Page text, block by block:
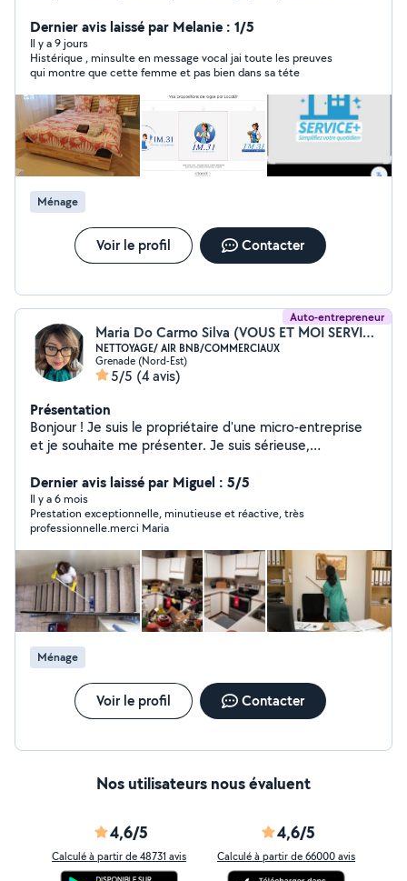
bureaux aussi les residences est local Menage dans les
location arbnib Je fait aussi de la coulture Nettoyage
voiture interieur comme exterieur lavage est espirateur
etc Je accept les paiement cesu Aux directement avec
ma societait Reduction de credit dimpots 50% Libre de
suite avec beaucoup de experience situee a grissolles
Dernier avis laissé par Melanie : 1/5
Il y a 9 jours
Histérique , minsulte en message vocal jai toute les preuves
qui montre que cette femme et pas bien dans sa téte
Ménage
Voir le profil Contacter
Auto-entrepreneur
Maria Do Carmo Silva (VOUS ET MOI SERVICES DE NETTOYAGE)
NETTOYAGE/ AIR BNB/COMMERCIAUX
Grenade (Nord-Est)
5/5 (4 avis)
Présentation
Bonjour ! Je suis le propriétaire d'une micro-entreprise
et je souhaite me présenter. Je suis sérieuse,
nettoyage d'immeubles et de AirBNB. Je dispose de
mon propre matériel et accessoire de nettoyage,
notamment des aspirateurs semi-industriels, des
autolaveuses et un nettoyeur haute pression. J'utilise
des produits spécifiques pour ne pas abîmer les
meubles et les sols. Je peux me déplacer sans
problème ; je possède véhicules, la distance n'est donc
pas un obstacle. Le tarif est négociable en fonction de
la distance. Cordialement Vous et Moi Services de
Nettoyage Mme Do Carmo Silva Maria
Dernier avis laissé par Miguel : 5/5
Il y a 6 mois
Prestation exceptionnelle, minutieuse et réactive, très
professionnelle.merci Maria
Ménage
Voir le profil Contacter
Nos utilisateurs nous évaluent
4,6/5
Calculé à partir de 48731 avis
4,6/5
Calculé à partir de 66000 avis